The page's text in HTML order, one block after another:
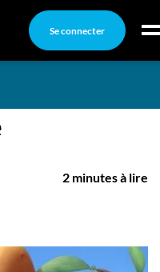
Se connecter
arrive en Chine
2 minutes à lire